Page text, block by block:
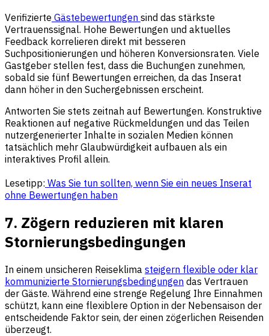
Verifizierte Gästebewertungen sind das stärkste
Vertrauenssignal. Hohe Bewertungen und aktuelles
Feedback korrelieren direkt mit besseren
Suchpositionierungen und höheren Konversionsraten. Viele
Gastgeber stellen fest, dass die Buchungen zunehmen,
sobald sie fünf Bewertungen erreichen, da das Inserat
dann höher in den Suchergebnissen erscheint.
Antworten Sie stets zeitnah auf Bewertungen. Konstruktive
Reaktionen auf negative Rückmeldungen und das Teilen
nutzergenerierter Inhalte in sozialen Medien können
tatsächlich mehr Glaubwürdigkeit aufbauen als ein
interaktives Profil allein.
Lesetipp: Was Sie tun sollten, wenn Sie ein neues Inserat
ohne Bewertungen haben
7. Zögern reduzieren mit klaren
Stornierungsbedingungen
In einem unsicheren Reiseklima steigern flexible oder klar
kommunizierte Stornierungsbedingungen das Vertrauen
der Gäste. Während eine strenge Regelung Ihre Einnahmen
schützt, kann eine flexiblere Option in der Nebensaison der
entscheidende Faktor sein, der einen zögerlichen Reisenden
überzeugt.